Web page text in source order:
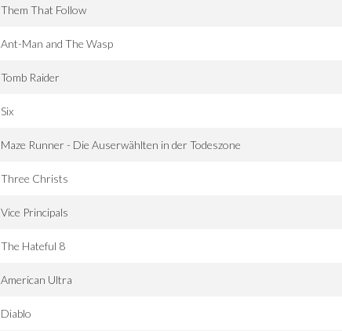
Them That Follow
Ant-Man and The Wasp
Tomb Raider
Six
Maze Runner - Die Auserwählten in der Todeszone
Three Christs
Vice Principals
The Hateful 8
American Ultra
Diablo